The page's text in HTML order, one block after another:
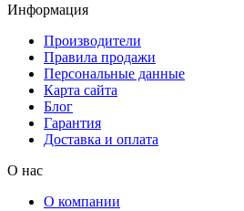
Информация
Производители
Правила продажи
Персональные данные
Карта сайта
Блог
Гарантия
Доставка и оплата
О нас
О компании